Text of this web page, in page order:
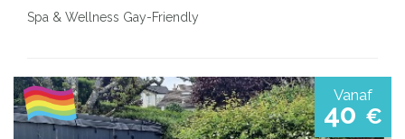
Spa & Wellness Gay-Friendly
Vanaf
40 €